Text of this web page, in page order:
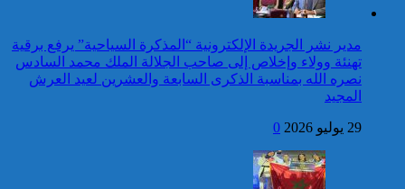
حصيلة حوادث السير
بالمناطق الحضرية خلال
الأسبوع المنصرم
عيد العرش: جلالة الملك
يتوصل ببرقية تهنئة من رئيس
جمهورية ليتوانيا
المديرية العامة للأمن الوطني تؤكد
بريطانية بشأن “اعتقال” مواطن
بريطاني عارية من الصحة
كاريكاتير
كاريكاتير
مدير نشر الجريدة الإلكترونية “المذكرة السياحية” يرفع برقية
تهنئة وولاء وإخلاص إلى صاحب الجلالة الملك محمد السادس
نصره الله بمناسبة الذكرى السابعة والعشرين لعيد العرش
المجيد
29 يوليو 2026 0